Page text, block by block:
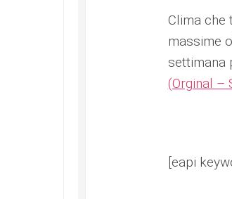
Clima che
massime
settimana
(Orginal –
[eapi